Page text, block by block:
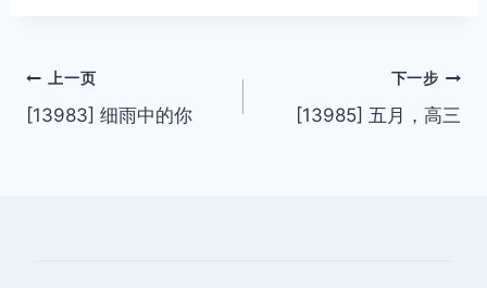
文
章
上一页
[13983] 细雨中的你
下一步
[13985] 五月，高三